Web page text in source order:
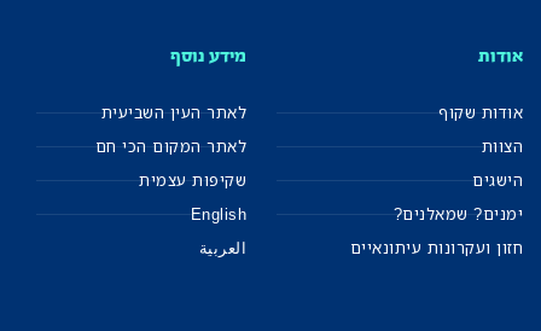
אודות
אודות שקוף
הצוות
הישגים
ימנים? שמאלנים?
חזון ועקרונות עיתונאיים
מידע נוסף
לאתר העין השביעית
לאתר המקום הכי חם
שקיפות עצמית
English
العربية